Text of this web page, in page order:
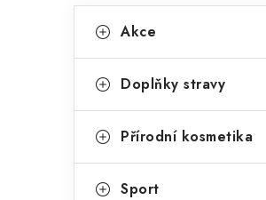
o
t
r
kategorie
a
e
o
Akce
Doplňky stravy
Přírodní kosmetika
Sport